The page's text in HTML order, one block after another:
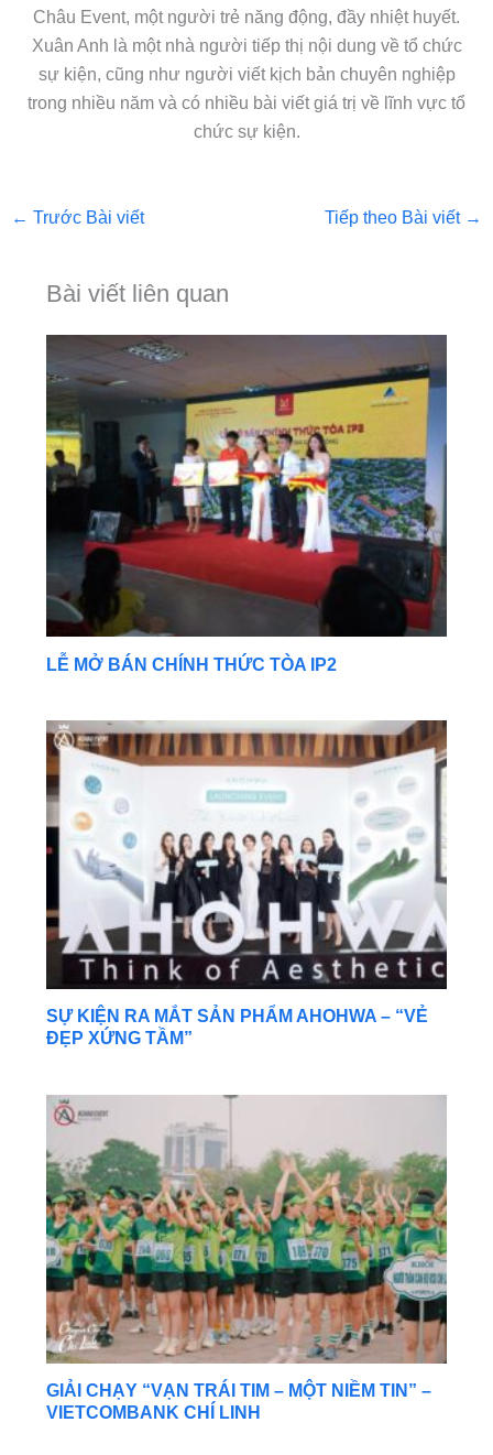
Châu Event, một người trẻ năng động, đầy nhiệt huyết.
Xuân Anh là một nhà người tiếp thị nội dung về tổ chức
sự kiện, cũng như người viết kịch bản chuyên nghiệp
trong nhiều năm và có nhiều bài viết giá trị về lĩnh vực tổ
chức sự kiện.
← Trước Bài viết Tiếp theo Bài viết →
Bài viết liên quan
LỄ MỞ BÁN CHÍNH THỨC TÒA IP2
SỰ KIỆN RA MẮT SẢN PHẨM AHOHWA – “VẺ
ĐẸP XỨNG TẦM”
GIẢI CHẠY “VẠN TRÁI TIM – MỘT NIỀM TIN” –
VIETCOMBANK CHÍ LINH